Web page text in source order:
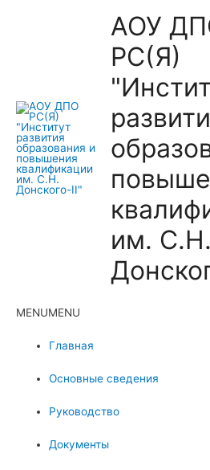
АОУ
РС(Я)
им. С.Н.
MENUMENU
Главная
Основные сведения
Руководство
Документы